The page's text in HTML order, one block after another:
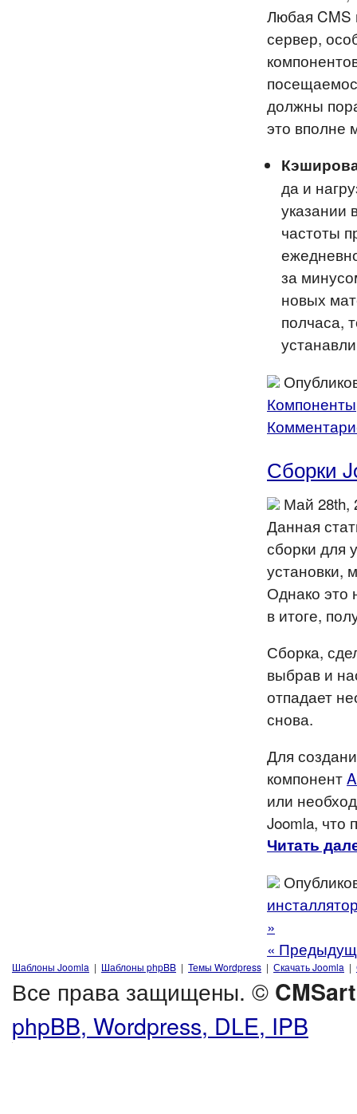
Любая CMS
сервер,
должны
это вполне
да и
указании
частоты
за
новых
полчаса,
Компоненты
Сборки
Май 28th,
Данная
сборки для
установки,
Однако это
в итоге,
Сборка,
выбрав и
отпадает
снова.
Для
компонент
или
Joomla, что
Читать
»
«
Шаблоны Joomla | Шаблоны phpBB | Темы Wordpress | Скачать Joomla |
Все права защищены. © CMSart
phpBB, Wordpress, DLE, IPB